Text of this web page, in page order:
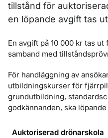
tillstånd för
en löpande avgift tas
En avgift på 10 000 kr tas
samband med
För handläggning av
utbildningskurser för
grundutbildning,
godkännanden, ska
Auktoriserad drönarskola